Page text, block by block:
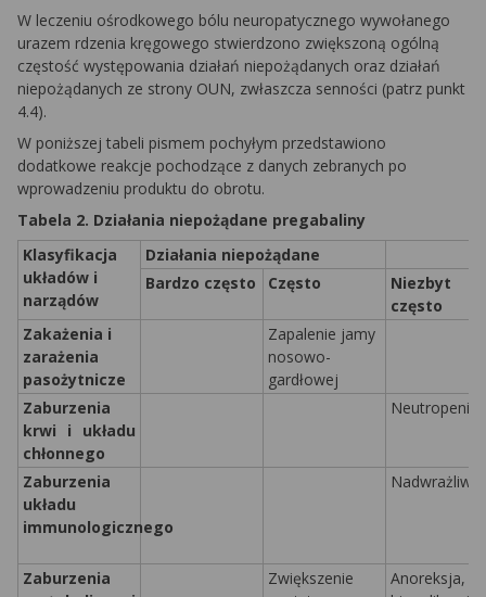
W leczeniu ośrodkowego bólu neuropatycznego wywołanego
urazem rdzenia kręgowego stwierdzono zwiększoną ogólną
częstość występowania działań niepożądanych oraz działań
niepożądanych ze strony OUN, zwłaszcza senności (patrz punkt
4.4).
W poniższej tabeli pismem pochyłym przedstawiono
dodatkowe reakcje pochodzące z danych zebranych po
wprowadzeniu produktu do obrotu.
Tabela 2. Działania niepożądane pregabaliny
Klasyfikacja
układów i
narządów
Działania niepożądane
Bardzo często
Często
Niezbyt
często
Zakażenia i
zarażenia
pasożytnicze
Zapalenie jamy
nosowo-
gardłowej
Zaburzenia
krwi i układu
chłonnego
Neutropenia
Zaburzenia
układu
immunologicznego
Zaburzenia
Zwiększenie
Anoreksja,